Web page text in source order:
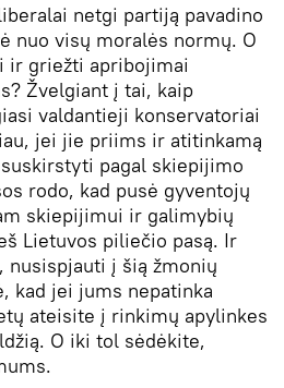
netgi partiją pavadino
nuo visų moralės normų. O
ir griežti apribojimai
Žvelgiant į tai, kaip
valdantieji konservatoriai
jei jie priims ir atitinkamą
pagal skiepijimo
rodo, kad pusė gyventojų
skiepijimui ir galimybių
Lietuvos piliečio pasą. Ir
nusispjauti į šią žmonių
kad jei jums nepatinka
ateisite į rinkimų apylinkes
O iki tol sėdėkite,